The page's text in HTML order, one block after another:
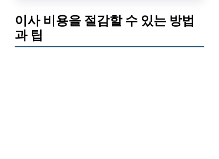
이사 비용을 절감할 수 있는 방법
과 팁